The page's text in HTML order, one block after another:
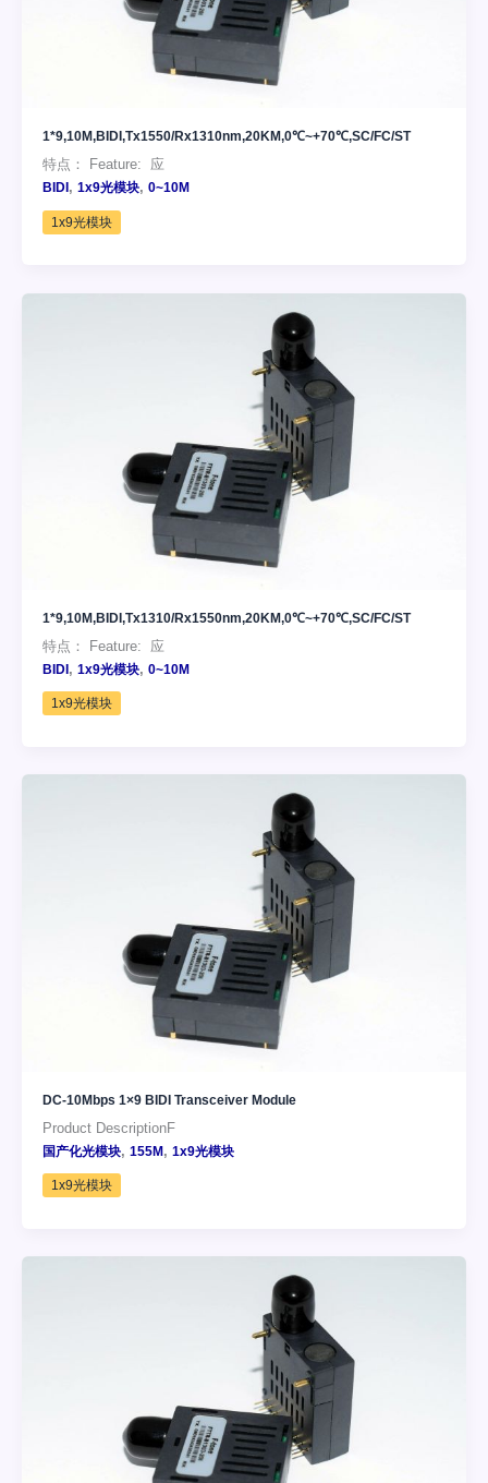
1*9,10M,BIDI,Tx1550/Rx1310nm,20KM,0℃~+70℃,SC/FC/ST
特点： Feature: 应
BIDI, 1x9光模块, 0~10M
1x9光模块
1*9,10M,BIDI,Tx1310/Rx1550nm,20KM,0℃~+70℃,SC/FC/ST
特点： Feature: 应
BIDI, 1x9光模块, 0~10M
1x9光模块
DC-10Mbps 1×9 BIDI Transceiver Module
Product DescriptionF
国产化光模块, 155M, 1x9光模块
1x9光模块